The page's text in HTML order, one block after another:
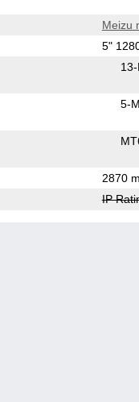
Meizu
5"
5-
2870
IP